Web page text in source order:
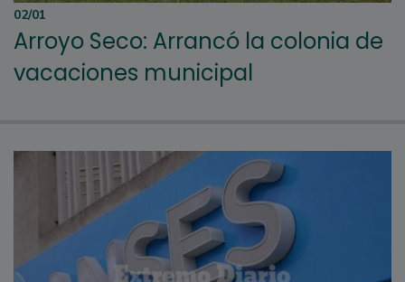
02/01
Arroyo Seco: Arrancó la colonia de
vacaciones municipal